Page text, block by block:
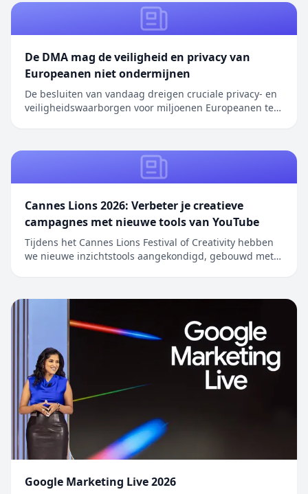
De DMA mag de veiligheid en privacy van
Europeanen niet ondermijnen
De besluiten van vandaag dreigen cruciale privacy- en
veiligheidswaarborgen voor miljoenen Europeanen te
Cannes Lions 2026: Verbeter je creatieve
campagnes met nieuwe tools van YouTube
Tijdens het Cannes Lions Festival of Creativity hebben
we nieuwe inzichtstools aangekondigd, gebouwd met
Google Marketing Live 2026